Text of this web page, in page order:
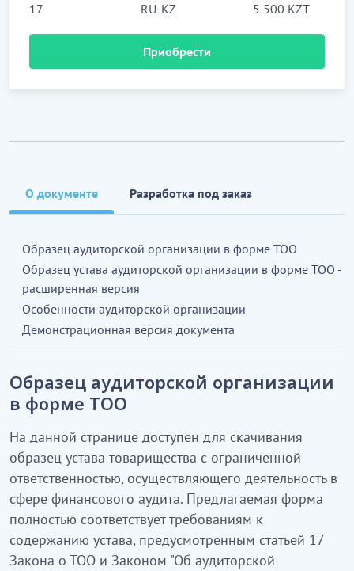
17 RU-KZ 5 500 KZT
Приобрести
О документе Разработка под заказ
Образец аудиторской организации в форме ТОО
Образец устава аудиторской организации в форме ТОО -
расширенная версия
Особенности аудиторской организации
Демонстрационная версия документа
Образец аудиторской организации
в форме ТОО
На данной странице доступен для скачивания
образец устава товарищества с ограниченной
ответственностью, осуществляющего деятельность в
сфере финансового аудита. Предлагаемая форма
полностью соответствует требованиям к
содержанию устава, предусмотренным статьей 17
Закона о ТОО и Законом "Об аудиторской